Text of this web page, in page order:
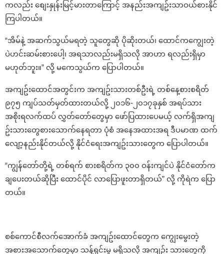
ကလည်း စျေးနှုန်းမြင့်မားတာကြောင့် အနည်းအကျဥ်းသာဝယ်စားနိုင်
ကြပါတယ်။
“အိမ်နဲ့ အဆက်သွယ်မရတဲ့ သူတွေဆို ပိုဆိုးတယ်၊ ထောင်ကကျွေးတဲ့
ပဲဟင်းဆမ်းစားပေါ့၊ အရသာလည်းမရှိသလို အာဟာ ရလည်းရှိမှာ
မဟုတ်ဘူး။” လို့ မကေသွယ်က ပြောပါတယ်။
အကျဥ်းထောင်အတွင်းက အကျဥ်းသားတစ်ဦးရဲ့ တစ်နေ့စားစရိတ်
၉၇၅ ကျပ်သတ်မှတ်ထားတယ်လို့ ၂၀၁၆-၂၀၁၇ခုနှစ် အရပ်သား
အစိုးရလက်ထပ် လွှတ်တော်တွေမှာ ဖော်ပြထားပေမယ့် လက်ရှိအကျ
ဥ်းသားတွေစားသောက်နေရတာ ပုံစံ အနေအထားအရ ဒီပမာဏ ထက်
လျော့နည်းနိုင်တယ်လို့ နိုင်ငံရေးအကျဥ်းသားတွေက ပြောပါတယ်။
“ကျွန်တော်တို့ရဲ့ တစ်ရက် စားစရိတ်က ၃၀၀ ဝန်းကျင်ပဲ နိုင်ငံတော်က
ချပေးတယ်ဆိုပြီး ‌ထောင်ပိုင် လာပြောဖူးတာရှိတယ်” လို့ ကိုရဲက ပြော
တယ်။
စစ်ကောင်စီလက်အောက်ခံ အကျဥ်းထောင်တွေက ကျွေးမွေးတဲ့
အစားအသောက်တွေမှာ သန့်ရှင်းမှု မရှိသလို အကျဥ်း သားတွေကို